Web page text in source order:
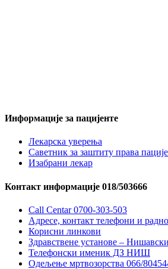
Информације за пацијенте
Лекарска уверења
Саветник за заштиту права
Изабрани лекар
Контакт информације 018/503666
Call Centar 0700-303-503
Адресe, контакт телефони и
Корисни линкови
Здравствене установе –
Телефонски именик ДЗ НИШ
Одељење мртвозорства 066/